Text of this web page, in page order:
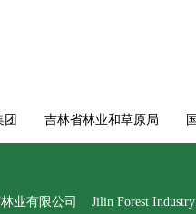
团 吉林省林业和草原局
业有限公司 Jilin Forest